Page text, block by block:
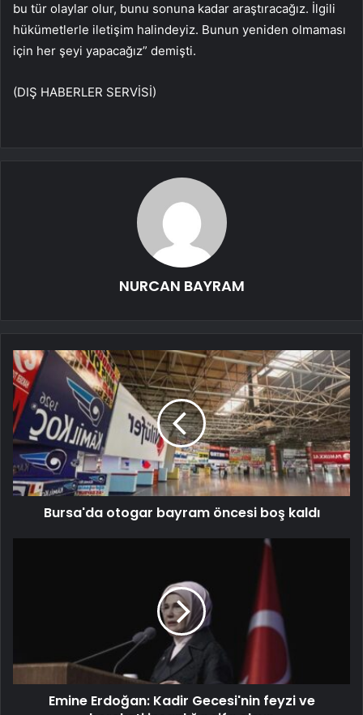
bu tür olaylar olur, bunu sonuna kadar araştıracağız. İlgili
hükümetlerle iletişim halindeyiz. Bunun yeniden olmaması
için her şeyi yapacağız” demişti.
(DIŞ HABERLER SERVİSİ)
NURCAN BAYRAM
Bursa'da otogar bayram öncesi boş kaldı
Emine Erdoğan: Kadir Gecesi'nin feyzi ve